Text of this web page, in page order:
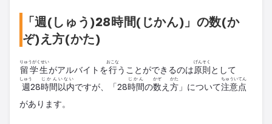
「週(しゅう)28時間(じかん)」の数(か
ぞ)え方(かた)
留学生
りゅうがくせい
がアルバイトを行
おこな
うことができるのは原則
げんそく
として
週
しゅう
28時間以内
じかんいない
ですが、「28時間
じかん
の数
かぞ
え 方
かた
」について注意点
ちゅういてん
があります。